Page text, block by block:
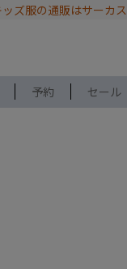
ズ服の通販はサーカス
予約 セール